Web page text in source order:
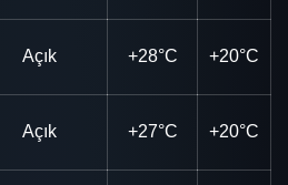
Açık +28°C +20°C
Açık +27°C +20°C